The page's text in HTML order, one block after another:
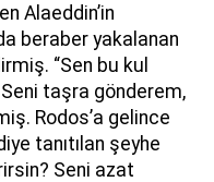
Alaeddin’in
beraber yakalanan
“Sen bu kul
Seni taşra gönderem,
Rodos’a gelince
tanıtılan şeyhe
Seni azat